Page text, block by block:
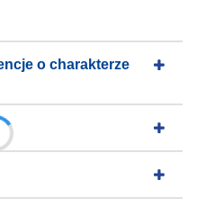
o charakterze